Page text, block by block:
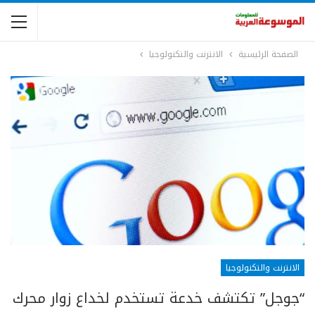
الصفحة الرئيسية الانترنت والتكنولوجيا
الانترنت والتكنولوجيا
“جوجل” تكتشف خدعة تستخدم لخداع زوار محرك